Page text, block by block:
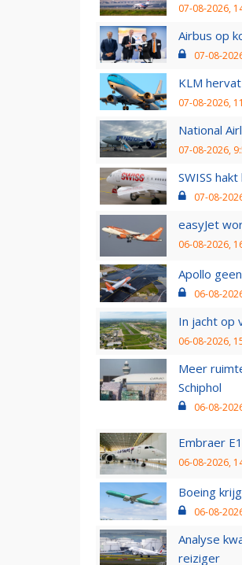
07-08-2026,
Airbus op
07-08-
KLM
07-08-2026,
National
07-08-2026,
SWISS
07-08-
easyJet
06-08-2026,
Apollo
06-08-
In jacht op
06-08-2026,
Meer
Schiphol
06-08-
Embraer
06-08-2026,
Boeing
06-08-
Analyse
reiziger